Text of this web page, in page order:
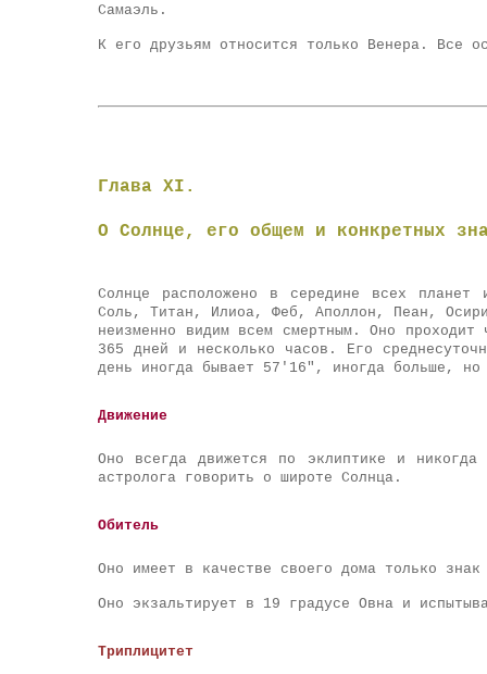
Самаэль.
К его друзьям относится только Венера. Все
Глава XI.
О Солнце, его общем и конкретных
Солнце расположено в середине всех
Соль, Титан, Илиоа, Феб, Аполлон, Пеан,
неизменно видим всем смертным. Оно
365 дней и несколько часов. Его
день иногда бывает 57'16", иногда больше,
Движение
Оно всегда движется по эклиптике и
астролога говорить о широте Солнца.
Обитель
Оно имеет в качестве своего дома только
Оно экзальтирует в 19 градусе Овна и
Триплицитет